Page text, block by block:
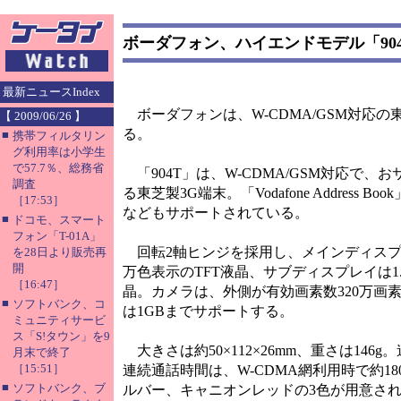
最新ニュースIndex
【 2009/06/26 】
■ 携帯フィルタリン
グ利用率は小学生
で57.7％、総務省
調査
［17:53］
■ ドコモ、スマート
フォン「T-01A」
を28日より販売再
開
［16:47］
■ ソフトバンク、コ
ミュニティサービ
ス「S!タウン」を9
月末で終了
［15:51］
■ ソフトバンク、ブ
ボーダフォン、ハイエンドモデル「
ボーダフォンは、W-CDMA/GSM対応の
る。
「904T」は、W-CDMA/GSM対応で、お
る東芝製3G端末。「Vodafone Address
などもサポートされている。
回転2軸ヒンジを採用し、メインディス
万色表示のTFT液晶、サブディスプレイは
晶。カメラは、外側が有効画素数320万画
は1GBまでサポートする。
大きさは約50×112×26mm、重さは146g
連続通話時間は、W-CDMA網利用時で約
ルバー、キャニオンレッドの3色が用意さ